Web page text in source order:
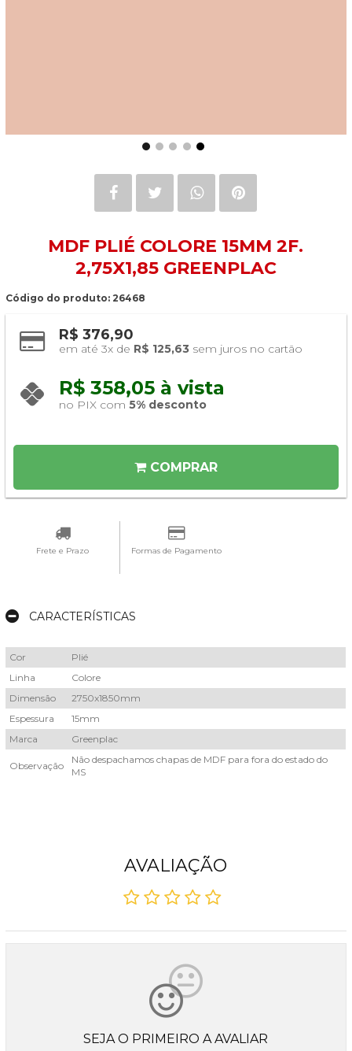
MDF PLIÉ COLORE 15MM 2F.
2,75X1,85 GREENPLAC
Código do produto: 26468
R$ 376,90
em até 3x de R$ 125,63 sem juros no cartão
R$ 358,05 à vista
no PIX com 5% desconto
COMPRAR
Frete e Prazo Formas de Pagamento
CARACTERÍSTICAS
Cor
Plié
Linha
Colore
Dimensão
2750x1850mm
Espessura
15mm
Marca
Greenplac
Observação
Não despachamos chapas de MDF para fora do estado do
MS
AVALIAÇÃO
SEJA O PRIMEIRO A AVALIAR